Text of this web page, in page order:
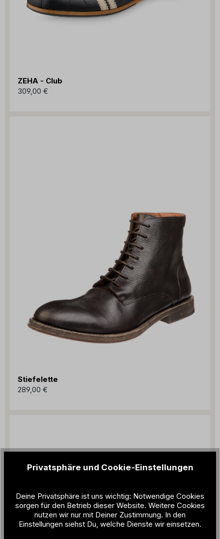
ZEHA - Club
309,00 €
Stiefelette
289,00 €
Privatsphäre und Cookie-Einstellungen
Deine Privatsphäre ist uns wichtig: Notwendige Cookies
sorgen für den Betrieb dieser Website. Weitere Cookies
nutzen wir nur mit Deiner Zustimmung. In den
Einstellungen siehst Du, welche Dienste wir einsetzen.